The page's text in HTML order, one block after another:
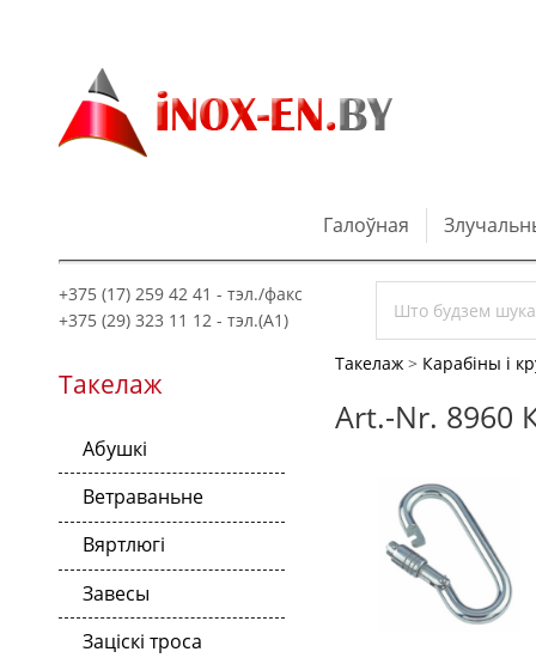
Галоўная
+375 (17) 259 42 41 - тэл./факс
+375 (29) 323 11 12 - тэл.(A1)
Такелаж
Абушкі
Ветраваньне
Вяртлюгі
Завесы
Заціскі троса
Такелаж > Карабіны і
Art.-Nr. 8960